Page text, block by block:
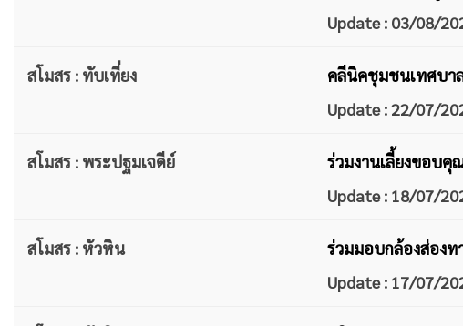
Update : 03/08/
สโมสร : ทับเที่ยง
คลีนิคชุมชนเทศบา
Update : 22/07/
สโมสร : พระปฐมเจดีย์
ร่วมงานเลี้ยงขอบคุ
Update : 18/07/
สโมสร : หัวหิน
ร่วมมอบกล้องส่องท
Update : 17/07/